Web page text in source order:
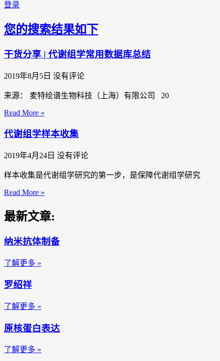
登录
您的搜索结果如下
干货分享 | 代谢组学常用数据库总结
2019年8月5日 没有评论
来源： 麦特绘谱生物科技（上海）有限公司 20
Read More »
代谢组学样本收集
2019年4月24日 没有评论
样本收集是代谢组学研究的第一步，是保障代谢组学研究
Read More »
最新文章:
纳米抗体制备
了解更多 »
罗绍祥
了解更多 »
原核蛋白表达
了解更多 »